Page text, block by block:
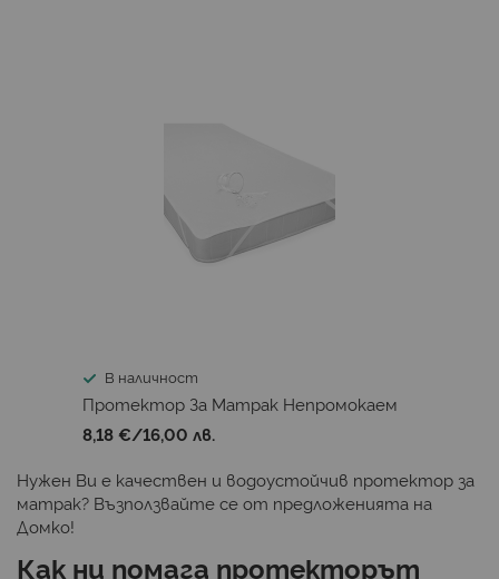
В наличност
Протектор За Матрак Непромокаем
8,18 €/16,00 лв.
Нужен Ви е качествен и водоустойчив протектор за
матрак? Възползвайте се от предложенията на
Домко!
Как ни помага протекторът